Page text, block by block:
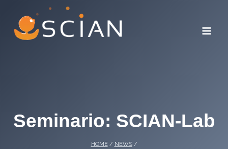
content
Seminario: SCIAN-Lab
HOME / NEWS /